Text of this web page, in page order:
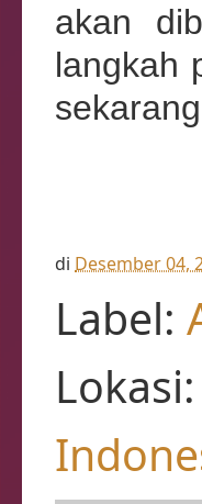
akan
langkah
di Desember 04,
Label:
Lokasi: